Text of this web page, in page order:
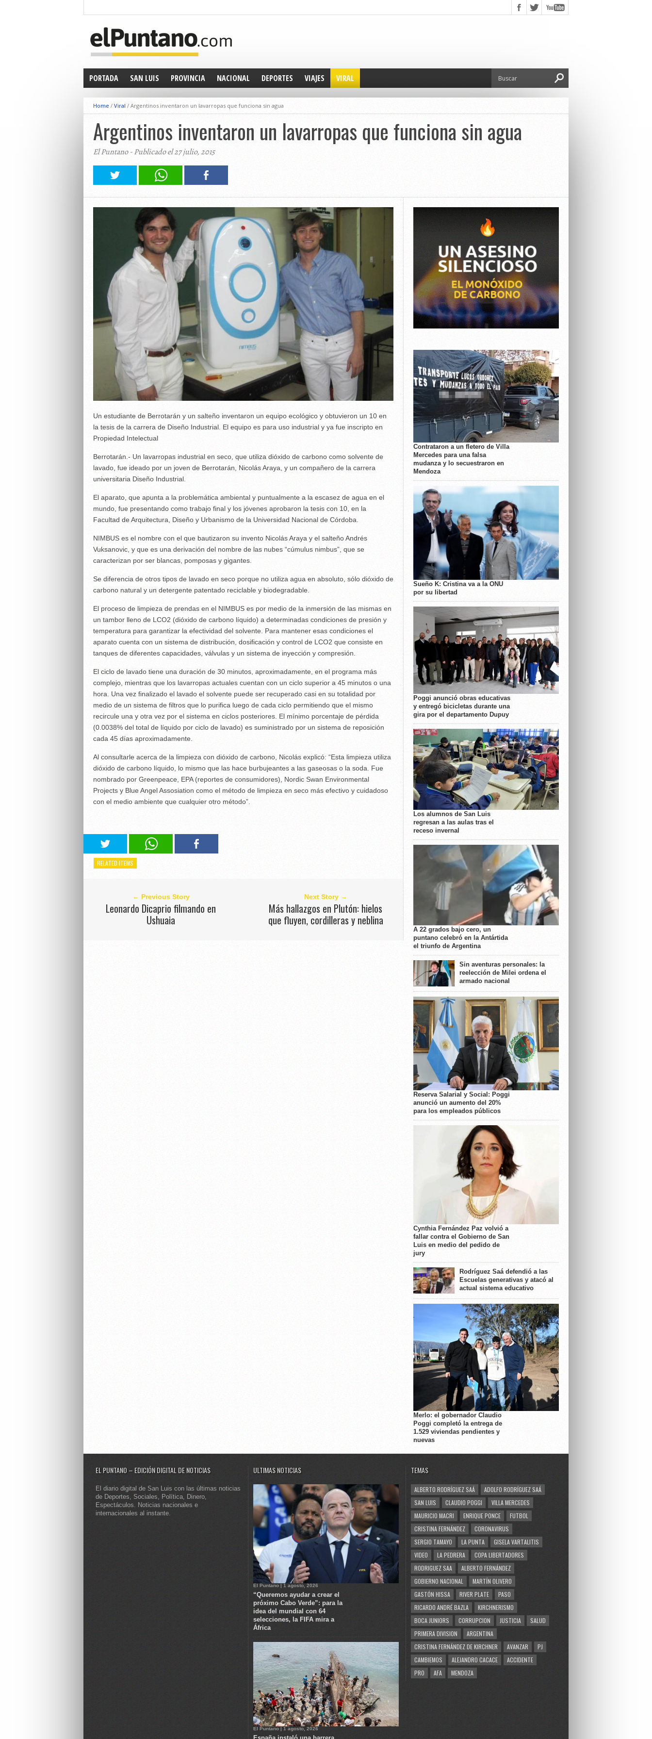
PORTADA SAN LUIS PROVINCIA NACIONAL DEPORTES VIAJES VIRAL
Home / Viral / Argentinos inventaron un lavarropas que funciona sin agua
Argentinos inventaron un lavarropas que funciona sin agua
El Puntano - Publicado el 27 julio, 2015
Un estudiante de Berrotarán y un salteño inventaron un equipo ecológico y obtuvieron un 10 en
la tesis de la carrera de Diseño Industrial. El equipo es para uso industrial y ya fue inscripto en
Propiedad Intelectual
Berrotarán.- Un lavarropas industrial en seco, que utiliza dióxido de carbono como solvente de
lavado, fue ideado por un joven de Berrotarán, Nicolás Araya, y un compañero de la carrera
universitaria Diseño Industrial.
El aparato, que apunta a la problemática ambiental y puntualmente a la escasez de agua en el
mundo, fue presentando como trabajo final y los jóvenes aprobaron la tesis con 10, en la
Facultad de Arquitectura, Diseño y Urbanismo de la Universidad Nacional de Córdoba.
NIMBUS es el nombre con el que bautizaron su invento Nicolás Araya y el salteño Andrés
Vuksanovic, y que es una derivación del nombre de las nubes “cúmulus nimbus”, que se
caracterizan por ser blancas, pomposas y gigantes.
Se diferencia de otros tipos de lavado en seco porque no utiliza agua en absoluto, sólo dióxido de
carbono natural y un detergente patentado reciclable y biodegradable.
El proceso de limpieza de prendas en el NIMBUS es por medio de la inmersión de las mismas en
un tambor lleno de LCO2 (dióxido de carbono líquido) a determinadas condiciones de presión y
temperatura para garantizar la efectividad del solvente. Para mantener esas condiciones el
aparato cuenta con un sistema de distribución, dosificación y control de LCO2 que consiste en
tanques de diferentes capacidades, válvulas y un sistema de inyección y compresión.
El ciclo de lavado tiene una duración de 30 minutos, aproximadamente, en el programa más
complejo, mientras que los lavarropas actuales cuentan con un ciclo superior a 45 minutos o una
hora. Una vez finalizado el lavado el solvente puede ser recuperado casi en su totalidad por
medio de un sistema de filtros que lo purifica luego de cada ciclo permitiendo que el mismo
recircule una y otra vez por el sistema en ciclos posteriores. El mínimo porcentaje de pérdida
(0.0038% del total de líquido por ciclo de lavado) es suministrado por un sistema de reposición
cada 45 días aproximadamente.
Al consultarle acerca de la limpieza con dióxido de carbono, Nicolás explicó: “Esta limpieza utiliza
dióxido de carbono líquido, lo mismo que las hace burbujeantes a las gaseosas o la soda. Fue
nombrado por Greenpeace, EPA (reportes de consumidores), Nordic Swan Environmental
Projects y Blue Angel Assosiation como el método de limpieza en seco más efectivo y cuidadoso
con el medio ambiente que cualquier otro método”.
RELATED ITEMS
← Previous Story
Leonardo Dicaprio filmando en
Ushuaia
Next Story →
Más hallazgos en Plutón: hielos
que fluyen, cordilleras y neblina
Contrataron a un fletero de Villa
Mercedes para una falsa
mudanza y lo secuestraron en
Mendoza
Sueño K: Cristina va a la ONU
por su libertad
Poggi anunció obras educativas
y entregó bicicletas durante una
gira por el departamento Dupuy
Los alumnos de San Luis
regresan a las aulas tras el
receso invernal
A 22 grados bajo cero, un
puntano celebró en la Antártida
el triunfo de Argentina
Sin aventuras personales: la
reelección de Milei ordena el
armado nacional
Reserva Salarial y Social: Poggi
anunció un aumento del 20%
para los empleados públicos
Cynthia Fernández Paz volvió a
fallar contra el Gobierno de San
Luis en medio del pedido de
jury
Rodríguez Saá defendió a las
Escuelas generativas y atacó al
actual sistema educativo
Merlo: el gobernador Claudio
Poggi completó la entrega de
1.529 viviendas pendientes y
nuevas
EL PUNTANO – EDICIÓN DIGITAL DE NOTICIAS
El diario digital de San Luis con las últimas noticias
de Deportes, Sociales, Política, Dinero,
Espectáculos. Noticias nacionales e
internacionales al instante.
ULTIMAS NOTICIAS
El Puntano | 1 agosto, 2026
“Queremos ayudar a crear el
próximo Cabo Verde”: para la
idea del mundial con 64
selecciones, la FIFA mira a
África
El Puntano | 1 agosto, 2026
TEMAS
ALBERTO RODRÍGUEZ SAÁ
ADOLFO RODRÍGUEZ SAÁ
SAN LUIS
CLAUDIO POGGI
VILLA MERCEDES
MAURICIO MACRI
ENRIQUE PONCE
FUTBOL
CRISTINA FERNÁNDEZ
CORONAVIRUS
SERGIO TAMAYO
LA PUNTA
GISELA VARTALITIS
VIDEO
LA PEDRERA
COPA LIBERTADORES
RODRIGUEZ SAA
ALBERTO FERNÁNDEZ
GOBIERNO NACIONAL
MARTÍN OLIVERO
GASTÓN HISSA
RIVER PLATE
PASO
RICARDO ANDRÉ BAZLA
KIRCHNERISMO
BOCA JUNIORS
CORRUPCION JUSTICIA
SALUD
PRIMERA DIVISION
ARGENTINA
CRISTINA FERNÁNDEZ DE KIRCHNER
AVANZAR
PJ
CAMBIEMOS
ALEJANDRO CACACE
ACCIDENTE
PRO
AFA MENDOZA